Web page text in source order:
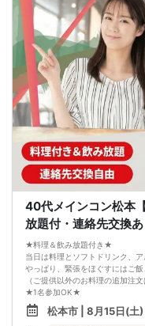
【お客様へのお願い】
1. ２名様以上でのご参加は必ず
2. 服装の指定はございません。
れています。
3. 開催判断はイベント前日の時
なりますが、当日に参加者のキ
回った場合、一切返金などの保
4. イベントページ内の「お申し
数、男女比率と異なる可能性が
5. 当日は店舗の外ではなく店舗
で来た」旨をお伝えください。
6. お釣りの用意はございません
7. 当日は年齢確認のできる身分
ことが発覚した場合、参加費を
8. 15分以上の遅刻はキャンセル
9. 当日受付にお越しになってか
泊費、通信費等の返金は行いませ
11. 領収書の発行はいたしかねま
お申し込みが完了した時点で上
8/15(土)アラサー夜コン松本
40代メインコン松本
放題付・連絡先交換
★料理＆飲み放題付き★
当日は料理とソフトドリンク、ア
やっぱり、緊張をほぐすにはご飯
（ご提供以外のお料理の追加注
★1名参加OK★
他の1名参加の方とペアになりま
基本的には２：２のグループトー
松本市 | 8月15日(土